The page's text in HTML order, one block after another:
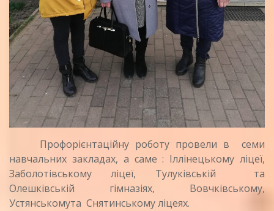
Профорієнтаційну роботу провели в семи
навчальних закладах, а саме : Іллінецькому ліцеї,
Заболотівському ліцеї, Тулуківській та
Олешківській гімназіях, Вовчківському,
Устянськомута Снятинському ліцеях.